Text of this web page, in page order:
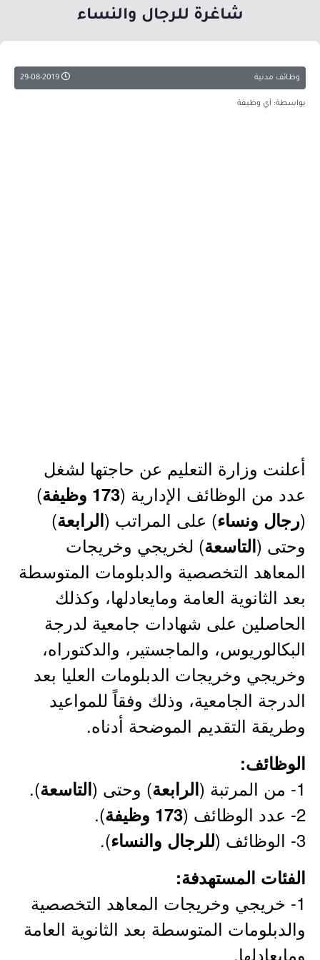
شاغرة للرجال والنساء
وظائف مدنية
بواسطة: أي وظيفة
أعلنت وزارة التعليم عن حاجتها لشغل
عدد من الوظائف الإدارية (173 وظيفة
)
(رجال ونساء) على المراتب (الرابعة)
وحتى (التاسعة) لخريجي وخريجات
المعاهد التخصصية والدبلومات المتوسطة
بعد الثانوية العامة ومايعادلها، وكذلك
الحاصلين على شهادات جامعية لدرجة
البكالوريوس، والماجستير، والدكتوراه،
وخريجي وخريجات الدبلومات العليا بعد
الدرجة الجامعية، وذلك وفقاً للمواعيد
وطريقة التقديم الموضحة أدناه.
الوظائف:
1- من المرتبة ( الرابعة) وحتى (التاسعة).
2- عدد الوظائف (
173 وظيفة
).
3- الوظائف (
للرجال والنساء).
الفئات المستهدفة:
1- خريجي وخريجات المعاهد التخصصية
والدبلومات المتوسطة بعد الثانوية العامة
ومايعادلها.